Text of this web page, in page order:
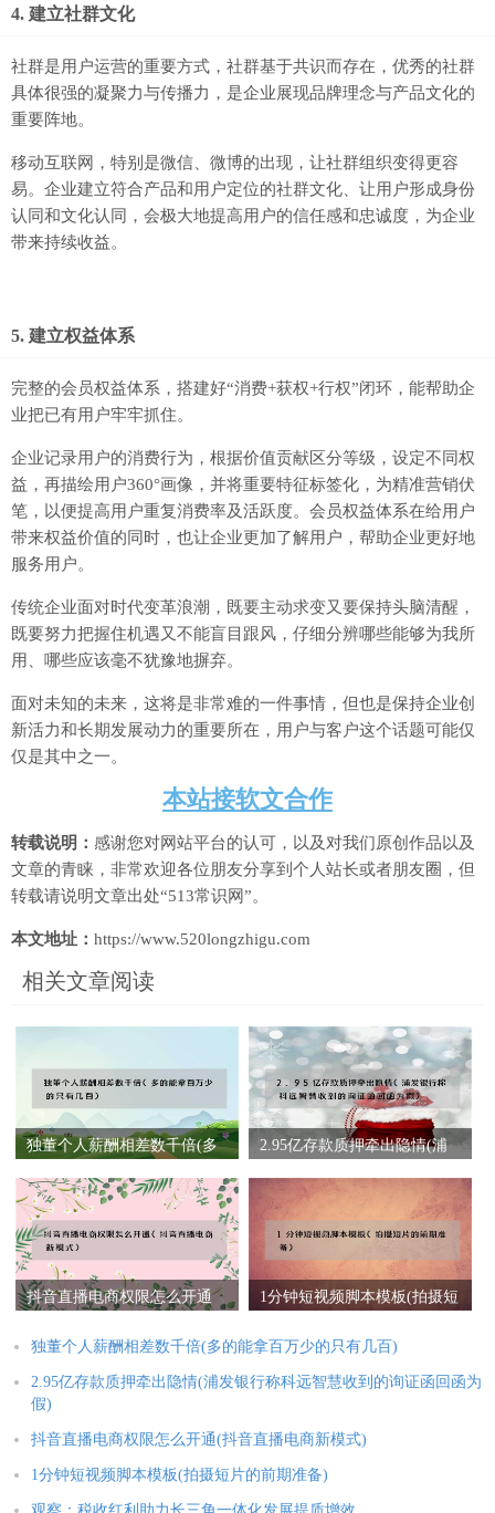
4. 建立社群文化
社群是用户运营的重要方式，社群基于共识而存在，优秀的社群
具体很强的凝聚力与传播力，是企业展现品牌理念与产品文化的
重要阵地。
移动互联网，特别是微信、微博的出现，让社群组织变得更容
易。企业建立符合产品和用户定位的社群文化、让用户形成身份
认同和文化认同，会极大地提高用户的信任感和忠诚度，为企业
带来持续收益。
5. 建立权益体系
完整的会员权益体系，搭建好“消费+获权+行权”闭环，能帮助企
业把已有用户牢牢抓住。
企业记录用户的消费行为，根据价值贡献区分等级，设定不同权
益，再描绘用户360°画像，并将重要特征标签化，为精准营销伏
笔，以便提高用户重复消费率及活跃度。会员权益体系在给用户
带来权益价值的同时，也让企业更加了解用户，帮助企业更好地
服务用户。
传统企业面对时代变革浪潮，既要主动求变又要保持头脑清醒，
既要努力把握住机遇又不能盲目跟风，仔细分辨哪些能够为我所
用、哪些应该毫不犹豫地摒弃。
面对未知的未来，这将是非常难的一件事情，但也是保持企业创
新活力和长期发展动力的重要所在，用户与客户这个话题可能仅
仅是其中之一。
本站接软文合作
转载说明： 感谢您对网站平台的认可，以及对我们原创作品以及
文章的青睐，非常欢迎各位朋友分享到个人站长或者朋友圈，但
转载请说明文章出处“513常识网”。
本文地址： https://www.520longzhigu.com
相关文章阅读
独董个人薪酬相差数千倍(多
2.95亿存款质押牵出隐情(浦
证函回函为假)
抖音直播电商权限怎么开通
1分钟短视频脚本模板(拍摄短
独董个人薪酬相差数千倍(多的能拿百万少的只有几百)
2.95亿存款质押牵出隐情(浦发银行称科远智慧收到的询证函回函为
假)
抖音直播电商权限怎么开通(抖音直播电商新模式)
1分钟短视频脚本模板(拍摄短片的前期准备)